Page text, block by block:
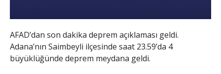
AFAD’dan son dakika deprem açıklaması geldi.
Adana’nın Saimbeyli ilçesinde saat 23.59’da 4
büyüklüğünde deprem meydana geldi.